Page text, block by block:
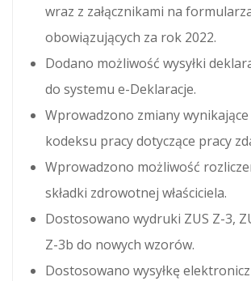
wraz z załącznikami na
obowiązujących za rok 2022.
Dodano możliwość wysyłki
do systemu e-Deklaracje.
Wprowadzono zmiany
kodeksu pracy dotyczące pracy
Wprowadzono możliwość
składki zdrowotnej właściciela.
Dostosowano wydruki ZUS Z-3,
Z-3b do nowych wzorów.
Dostosowano wysyłkę